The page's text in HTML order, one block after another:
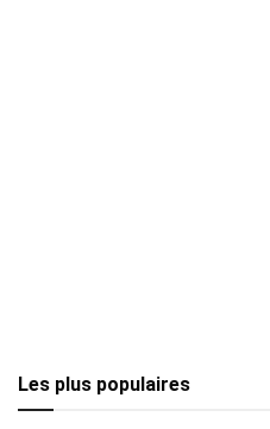
Les plus populaires